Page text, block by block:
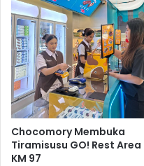
Chocomory Membuka
Tiramisusu GO! Rest Area
KM 97